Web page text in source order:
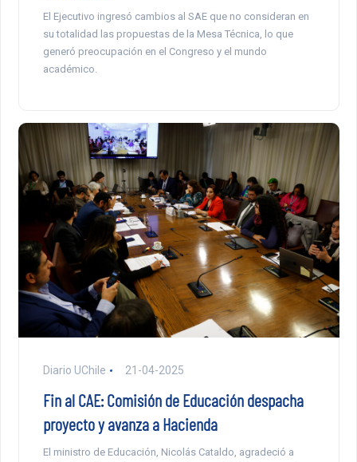
El Ejecutivo ingresó cambios al SAE que no consideran en
su totalidad las propuestas de la Mesa Técnica, lo que
generó preocupación en el Congreso y el mundo
académico.
Diario UChile 21-04-2025
Fin al CAE: Comisión de Educación despacha
proyecto y avanza a Hacienda
El ministro de Educación, Nicolás Cataldo, agradeció a